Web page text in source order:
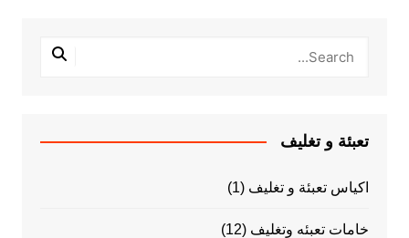
تعبئة و تغليف
اكياس تعبئة و تغليف (1)
خامات تعبئه وتغليف (12)